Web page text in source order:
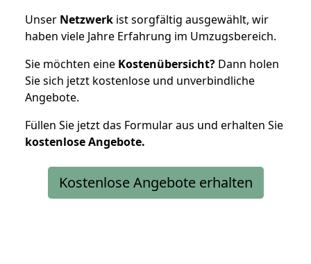
Unser Netzwerk ist sorgfältig ausgewählt, wir
haben viele Jahre Erfahrung im Umzugsbereich.
Sie möchten eine Kostenübersicht? Dann holen
Sie sich jetzt kostenlose und unverbindliche
Angebote.
Füllen Sie jetzt das Formular aus und erhalten Sie
kostenloseAngebote.
Kostenlose Angebote erhalten